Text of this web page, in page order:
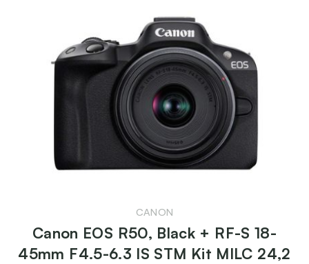
CANON
Canon EOS R50, Black + RF-S 18-
45mm F4.5-6.3 IS STM Kit MILC 24,2